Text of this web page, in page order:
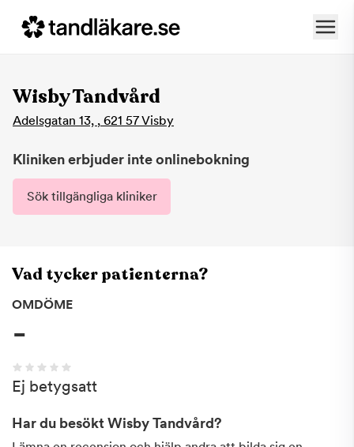
Wisby Tandvård
Adelsgatan 13, , 621 57Visby
Kliniken erbjuder inte onlinebokning
Sök tillgängliga kliniker
Vad tycker patienterna?
OMDÖME
-
Ej betygsatt
Har du besöktWisby Tandvård?